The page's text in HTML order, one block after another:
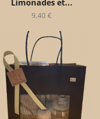
Limonades et...
9,40 €